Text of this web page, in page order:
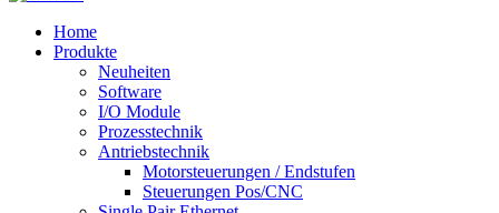
Home
Produkte
Neuheiten
Software
I/O Module
Prozesstechnik
Antriebstechnik
Motorsteuerungen / Endstufen
Steuerungen Pos/CNC